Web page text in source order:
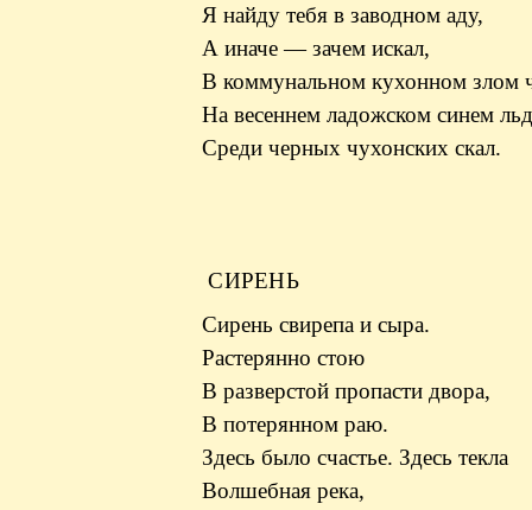
Я найду тебя в заводном аду,
А иначе — зачем искал,
В коммунальном кухонном злом
На весеннем ладожском синем
Среди черных чухонских скал.
СИРЕНЬ
Сирень свирепа и сыра.
Растерянно стою
В разверстой пропасти двора,
В потерянном раю.
Здесь было счастье. Здесь текла
Волшебная река,